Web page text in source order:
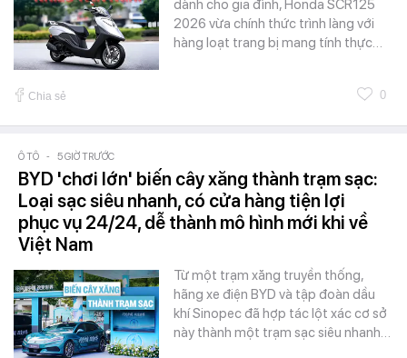
dành cho gia đình, Honda SCR125
2026 vừa chính thức trình làng với
hàng loạt trang bị mang tính thực…
Chia sẻ 0
Ô TÔ - 5 GIỜ TRƯỚC
BYD 'chơi lớn' biến cây xăng thành trạm sạc:
Loại sạc siêu nhanh, có cửa hàng tiện lợi
phục vụ 24/24, dễ thành mô hình mới khi về
Việt Nam
Từ một trạm xăng truyền thống,
hãng xe điện BYD và tập đoàn dầu
khí Sinopec đã hợp tác lột xác cơ sở
này thành một trạm sạc siêu nhanh…